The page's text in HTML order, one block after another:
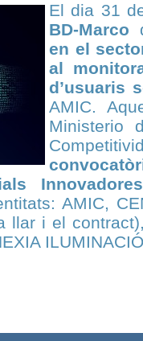
El dia 31
BD-Marco
en el
al
d’usuaris
AMIC.
Ministerio
Innovadores
AMIC,
llar i el